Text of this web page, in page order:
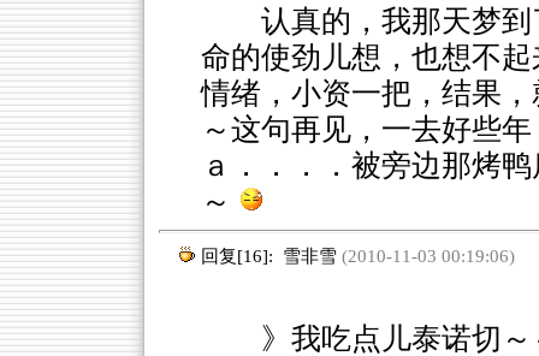
认真的，我那天梦到
命的使劲儿想，也想不
情绪，小资一把，结果
～这句再见，一去好些
ａ．．．．被旁边那烤
～
回复[16]: 雪非雪(2010-11-03 00:19:06)
》我吃点儿泰诺切～